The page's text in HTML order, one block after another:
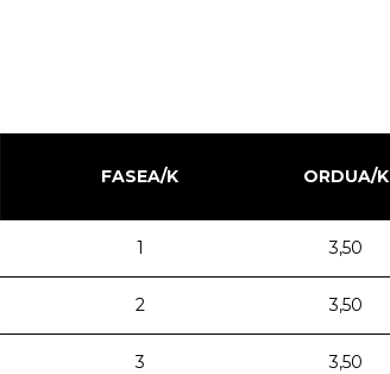
FASEA/K ORDUA/K
1 3,50
2 3,50
3 3,50